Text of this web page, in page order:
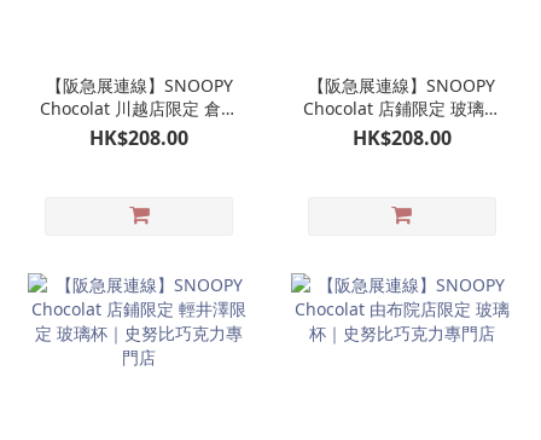
【阪急展連線】SNOOPY
Chocolat 川越店限定 倉敷
限定 青提乳酪口味 鐵罐裝
朱古力脆脆｜史努比巧克
HK$208.00
【阪急展連線】SNOOPY
Chocolat 店鋪限定 玻璃杯
｜史努比巧克力專門店
HK$208.00